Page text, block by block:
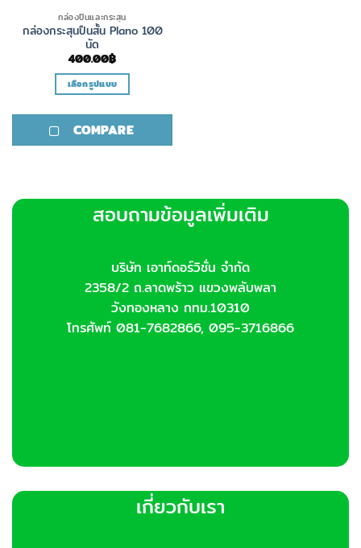
กล่องปืนและกระสุน
กล่องกระสุนปืนสั้น Plano 100
นัด
400.00฿
เลือกรูปแบบ
product
has
options
may
the
product
page
COMPARE
สอบถามข้อมูลเพิ่มเติม
บริษัท เอาท์ดอร์วิชั่น จำกัด
2358/2 ถ.ลาดพร้าว แขวงพลับพลา
วังทองหลาง กทม.10310
โทรศัพท์ 081-7682866, 095-3716866
เกี่ยวกับเรา